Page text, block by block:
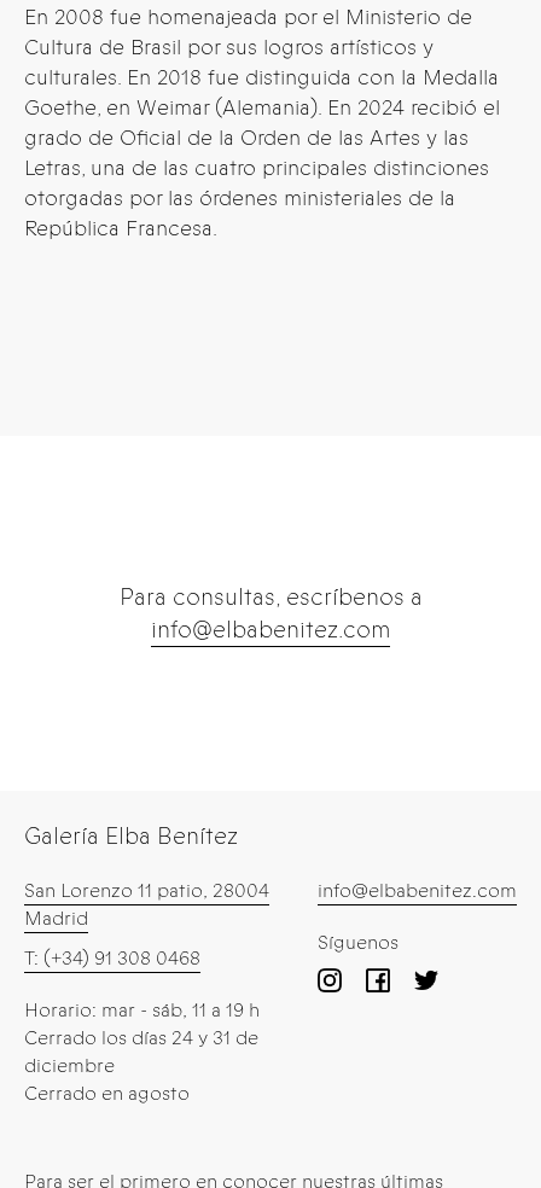
En 2008 fue homenajeada por el Ministerio de
Cultura de Brasil por sus logros artísticos y
culturales. En 2018 fue distinguida con la Medalla
Goethe, en Weimar (Alemania). En 2024 recibió el
grado de Oficial de la Orden de las Artes y las
Letras, una de las cuatro principales distinciones
otorgadas por las órdenes ministeriales de la
República Francesa.
Para consultas, escríbenos a
info@elbabenitez.com
Galería Elba Benítez
San Lorenzo 11 patio, 28004
Madrid
T: (+34) 91 308 0468
Horario: mar - sáb, 11 a 19 h
Cerrado los días 24 y 31 de
diciembre
Cerrado en agosto
info@elbabenitez.com
Síguenos
Para ser el primero en conocer nuestras últimas